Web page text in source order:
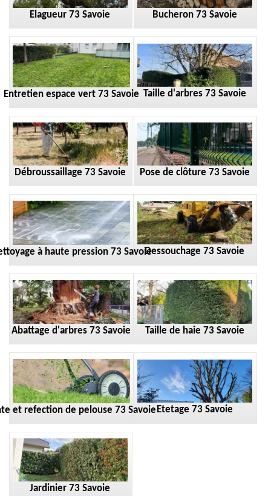
Elagueur 73 Savoie Bucheron 73 Savoie
Entretien espace vert 73 Savoie Taille d'arbres 73 Savoie
Débroussaillage 73 Savoie Pose de clôture 73 Savoie
à haute pression 73 SavoieDessouchage 73 Savoie
Abattage d'arbres 73 Savoie Taille de haie 73 Savoie
et refection de pelouse 73 Savoie Etetage 73 Savoie
Jardinier 73 Savoie